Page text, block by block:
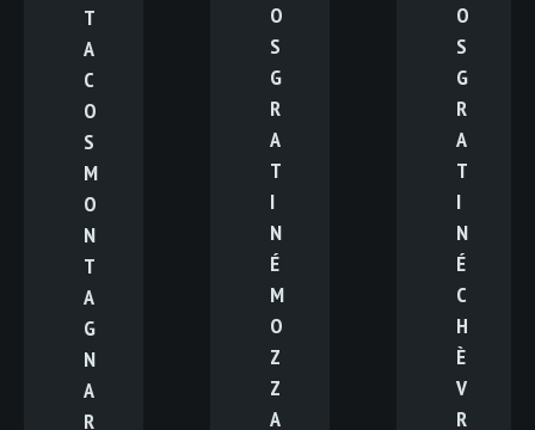
T
A
C
O
S
M
O
N
T
A
G
N
A
R
O
S
G
R
A
T
I
N
É
C
H
È
V
R
O
S
G
R
A
T
I
N
É
M
O
Z
Z
A